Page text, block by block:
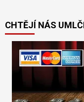
CHTĚJÍ NÁS